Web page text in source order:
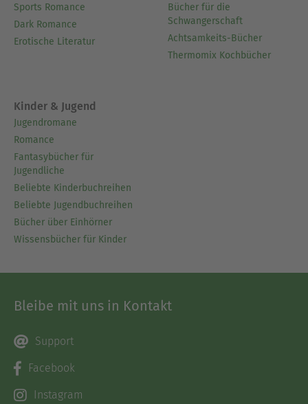
Sports Romance
Dark Romance
Erotische Literatur
Bücher für die
Schwangerschaft
Achtsamkeits-Bücher
Thermomix Kochbücher
Kinder & Jugend
Jugendromane
Romance
Fantasybücher für
Jugendliche
Beliebte Kinderbuchreihen
Beliebte Jugendbuchreihen
Bücher über Einhörner
Wissensbücher für Kinder
Bleibe mit uns in Kontakt
Support
Facebook
Instagram